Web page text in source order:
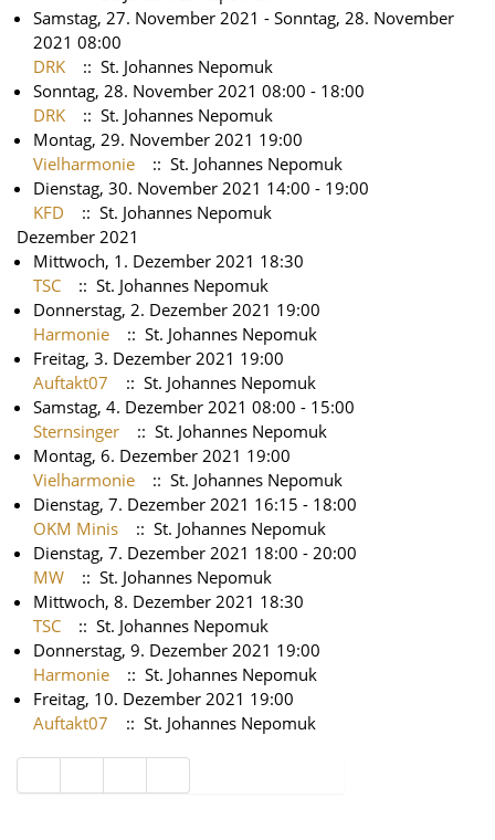
Samstag, 27. November 2021 - Sonntag, 28. November
2021 08:00
DRK
:: St. Johannes Nepomuk
Sonntag, 28. November 2021 08:00 - 18:00
DRK
:: St. Johannes Nepomuk
Montag, 29. November 2021 19:00
Vielharmonie
:: St. Johannes Nepomuk
Dienstag, 30. November 2021 14:00 - 19:00
KFD
:: St. Johannes Nepomuk
Dezember 2021
Mittwoch, 1. Dezember 2021 18:30
TSC
:: St. Johannes Nepomuk
Donnerstag, 2. Dezember 2021 19:00
Harmonie
:: St. Johannes Nepomuk
Freitag, 3. Dezember 2021 19:00
Auftakt07
:: St. Johannes Nepomuk
Samstag, 4. Dezember 2021 08:00 - 15:00
Sternsinger
:: St. Johannes Nepomuk
Montag, 6. Dezember 2021 19:00
Vielharmonie
:: St. Johannes Nepomuk
Dienstag, 7. Dezember 2021 16:15 - 18:00
OKM Minis
:: St. Johannes Nepomuk
Dienstag, 7. Dezember 2021 18:00 - 20:00
MW
:: St. Johannes Nepomuk
Mittwoch, 8. Dezember 2021 18:30
TSC
:: St. Johannes Nepomuk
Donnerstag, 9. Dezember 2021 19:00
Harmonie
:: St. Johannes Nepomuk
Freitag, 10. Dezember 2021 19:00
Auftakt07
:: St. Johannes Nepomuk
Limite der Paginierungsliste